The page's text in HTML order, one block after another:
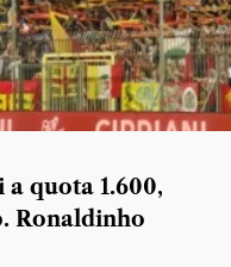
quota 1.600,
Ronaldinho